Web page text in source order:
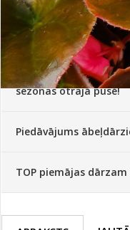
Palīglīdzekļi
Klientu Diena
Novatec - izcils
sezonas otrajā pusē!
Piedāvājums
TOP piemājas dārzam